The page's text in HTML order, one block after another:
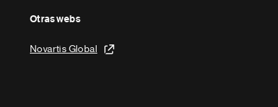
Otras webs
Novartis Global